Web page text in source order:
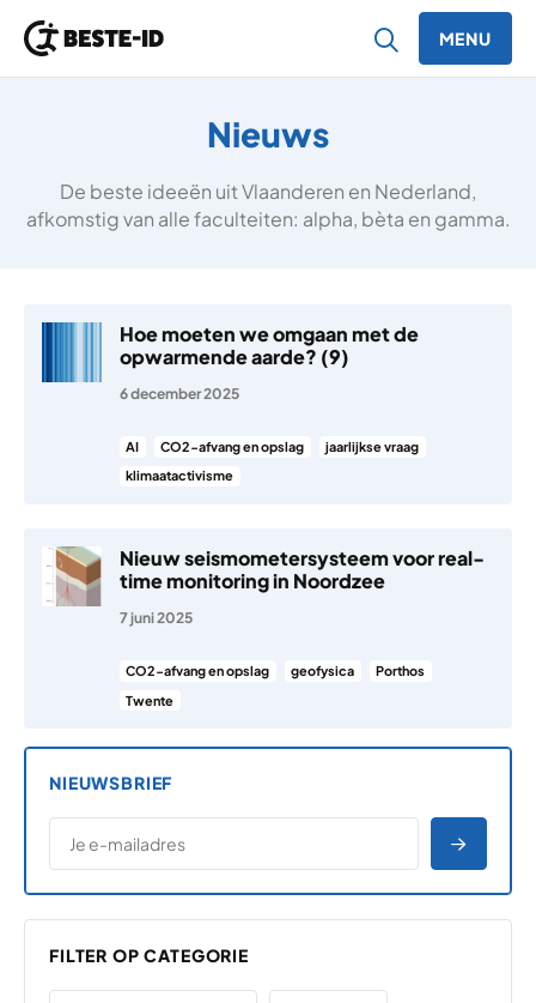
MENU
Nieuws
De beste ideeën uit Vlaanderen en Nederland,
afkomstig van alle faculteiten: alpha, bèta en gamma.
Hoe moeten we omgaan met de
opwarmende aarde? (9)
6 december 2025
AI CO2-afvang en opslag
jaarlijkse vraag
klimaatactivisme
Nieuw seismometersysteem voor real-
time monitoring in Noordzee
7 juni 2025
CO2-afvang en opslag geofysica
Porthos
Twente
NIEUWSBRIEF
E-MAILADRES
*
FILTER OP CATEGORIE